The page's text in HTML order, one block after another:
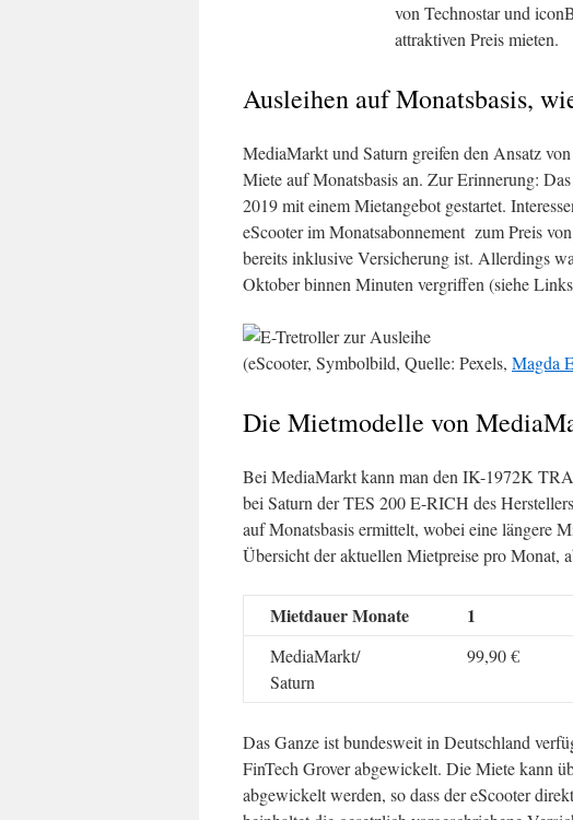
von Technostar und
attraktiven Preis mieten.
Ausleihen auf Monatsbasis,
MediaMarkt und Saturn greifen den Ansatz
Miete auf Monatsbasis an. Zur Erinnerung:
2019 mit einem Mietangebot gestartet.
eScooter im Monatsabonnement zum Preis
bereits inklusive Versicherung ist. Allerdings
Oktober binnen Minuten vergriffen (siehe
(eScooter, Symbolbild, Quelle: Pexels, Magda
Die Mietmodelle von
Bei MediaMarkt kann man den IK-1972K
bei Saturn der TES 200 E-RICH des
auf Monatsbasis ermittelt, wobei eine längere
Übersicht der aktuellen Mietpreise pro Monat,
Mietdauer Monate 1
MediaMarkt/
Saturn
99,90 €
Das Ganze ist bundesweit in Deutschland
FinTech Grover abgewickelt. Die Miete kann
abgewickelt werden, so dass der eScooter